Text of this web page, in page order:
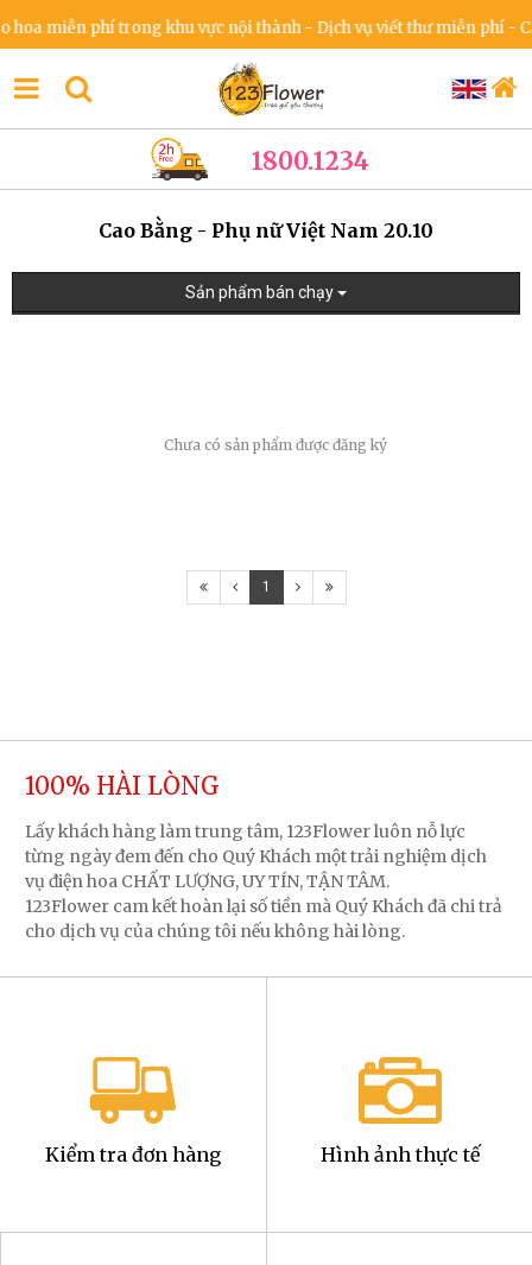
miễn phí trong khu vực nội thành - Dịch vụ viết thư miễn phí -
1800.1234
Cao Bằng - Phụ nữ Việt Nam 20.10
Sản phẩm bán chạy
Chưa có sản phẩm được đăng ký
1
100% HÀI LÒNG
Lấy khách hàng làm trung tâm, 123Flower luôn nỗ lực
từng ngày đem đến cho Quý Khách một trải nghiệm dịch
vụ điện hoa CHẤT LƯỢNG, UY TÍN, TẬN TÂM.
123Flower cam kết hoàn lại số tiền mà Quý Khách đã chi trả
cho dịch vụ của chúng tôi nếu không hài lòng.
Kiểm tra đơn hàng Hình ảnh thực tế